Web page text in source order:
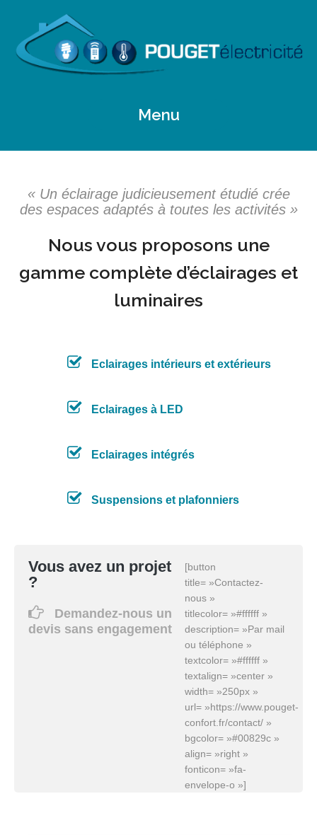
Menu
« Un éclairage judicieusement étudié crée
des espaces adaptés à toutes les activités »
Nous vous proposons une
gamme complète d’éclairages et
luminaires
Eclairages intérieurs et extérieurs
Eclairages à LED
Eclairages intégrés
Suspensions et plafonniers
Vous avez un projet
?
Demandez-nous un
devis sans engagement
[button
title= »Contactez-
nous »
titlecolor= »#ffffff »
description= »Par mail
ou téléphone »
textcolor= »#ffffff »
textalign= »center »
width= »250px »
url= »https://www.pouget-
confort.fr/contact/ »
bgcolor= »#00829c »
align= »right »
fonticon= »fa-
envelope-o »]